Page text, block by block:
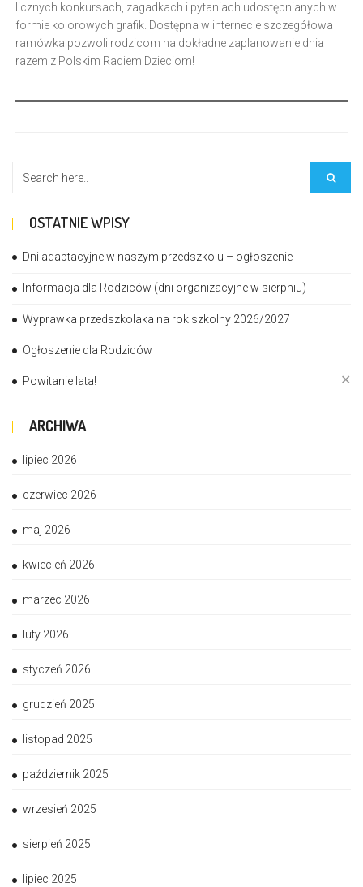
✕
licznych konkursach, zagadkach i pytaniach udostępnianych w
formie kolorowych grafik. Dostępna w internecie szczegółowa
ramówka pozwoli rodzicom na dokładne zaplanowanie dnia
razem z Polskim Radiem Dzieciom!
OSTATNIE WPISY
Dni adaptacyjne w naszym przedszkolu – ogłoszenie
Informacja dla Rodziców (dni organizacyjne w sierpniu)
Wyprawka przedszkolaka na rok szkolny 2026/2027
Ogłoszenie dla Rodziców
Powitanie lata!
ARCHIWA
lipiec 2026
czerwiec 2026
maj 2026
kwiecień 2026
marzec 2026
luty 2026
styczeń 2026
grudzień 2025
listopad 2025
październik 2025
wrzesień 2025
sierpień 2025
lipiec 2025